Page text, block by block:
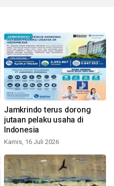
Jamkrindo terus dorong
jutaan pelaku usaha di
Indonesia
Kamis, 16 Juli 2026